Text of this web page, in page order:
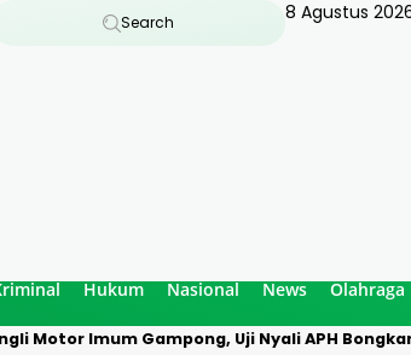
Search 8 Agustus
Hukum Nasional News Olahraga
Motor Imum Gampong, Uji Nyali APH